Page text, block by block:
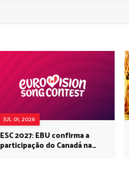
JUL 01, 2026
ESC 2027: EBU confirma a
participação do Canadá na